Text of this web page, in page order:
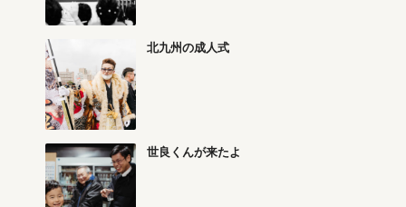
北九州の成人式
世良くんが来たよ